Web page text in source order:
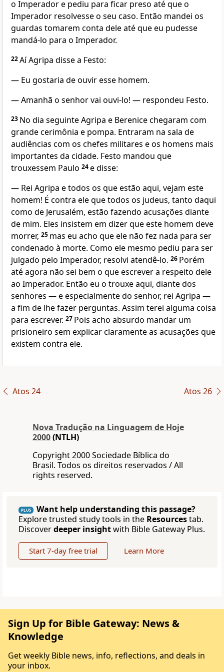
o Imperador e pediu para ficar preso até que o
Imperador resolvesse o seu caso. Então mandei os
guardas tomarem conta dele até que eu pudesse
mandá-lo para o Imperador.
22Aí Agripa disse a Festo:
— Eu gostaria de ouvir esse homem.
— Amanhã o senhor vai ouvi-lo! — respondeu Festo.
23 No dia seguinte Agripa e Berenice chegaram com
grande cerimônia e pompa. Entraram na sala de
audiências com os chefes militares e os homens mais
importantes da cidade. Festo mandou que
trouxessem Paulo 24e disse:
— Rei Agripa e todos os que estão aqui, vejam este
homem! É contra ele que todos os judeus, tanto daqui
como de Jerusalém, estão fazendo acusações diante
de mim. Eles insistem em dizer que este homem deve
morrer, 25 mas eu acho que ele não fez nada para ser
condenado à morte. Como ele mesmo pediu para ser
julgado pelo Imperador, resolvi atendê-lo. 26 Porém
até agora não sei bem o que escrever a respeito dele
ao Imperador. Então eu o trouxe aqui, diante dos
senhores — e especialmente do senhor, rei Agripa —
a fim de lhe fazer perguntas. Assim terei alguma coisa
para escrever. 27 Pois acho absurdo mandar um
prisioneiro sem explicar claramente as acusações que
existem contra ele.
Atos 24 Atos 26
Nova Traduҫão na Linguagem de Hoje
2000(NTLH)
Copyright 2000 Sociedade Bíblica do
Brasil. Todos os direitos reservados / All
rights reserved.
PLUS
Want help understanding this passage?
Explore trusted study tools in the Resourcestab.
Discoverdeeper insightwith Bible Gateway Plus.
Start 7-day free trial Learn More
Sign Up for Bible Gateway: News &
Knowledge
Get weekly Bible news, info, reflections, and deals in
your inbox.